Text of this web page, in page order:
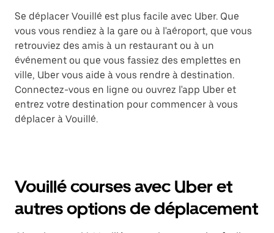
Se déplacer Vouillé est plus facile avec Uber. Que
vous vous rendiez à la gare ou à l'aéroport, que vous
retrouviez des amis à un restaurant ou à un
événement ou que vous fassiez des emplettes en
ville, Uber vous aide à vous rendre à destination.
Connectez-vous en ligne ou ouvrez l'app Uber et
entrez votre destination pour commencer à vous
déplacer à Vouillé.
Vouillé courses avec Uber et
autres options de déplacement